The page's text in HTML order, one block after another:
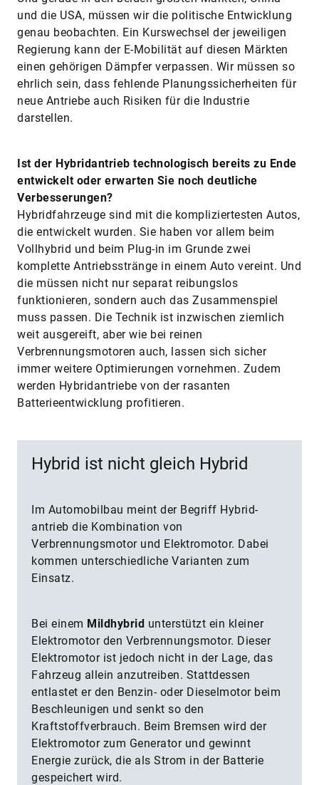
und die USA, müssen wir die politische Entwicklung
genau beobachten. Ein Kurswechsel der jeweiligen
Regierung kann der E-Mobilität auf diesen Märkten
einen gehörigen Dämpfer verpassen. Wir müssen so
ehrlich sein, dass fehlende Planungssicherheiten für
neue Antriebe auch Risiken für die Industrie
darstellen.
Ist der Hybridantrieb technologisch bereits zu Ende
entwickelt oder erwarten Sie noch deutliche
Verbesserungen?
Hybridfahrzeuge sind mit die kompliziertesten Autos,
die entwickelt wurden. Sie haben vor allem beim
Vollhybrid und beim Plug-in im Grunde zwei
komplette Antriebsstränge in einem Auto vereint. Und
die müssen nicht nur separat reibungslos
funktionieren, sondern auch das Zusammenspiel
muss passen. Die Technik ist inzwischen ziemlich
weit ausgereift, aber wie bei reinen
Verbrennungsmotoren auch, lassen sich sicher
immer weitere Optimierungen vornehmen. Zudem
werden Hybridantriebe von der rasanten
Batterieentwicklung profitieren.
Hybrid ist nicht gleich Hybrid
Im Automobilbau meint der Begriff Hybrid­
antrieb die Kombination von
Verbrennungsmotor und Elektromotor. Dabei
kommen unterschiedliche Varianten zum
Einsatz.
Bei einem Mildhybrid unterstützt ein kleiner
Elektromotor den Verbrennungsmotor. Dieser
Elektromotor ist jedoch nicht in der Lage, das
Fahrzeug allein anzutreiben. Stattdessen
entlastet er den Benzin- oder Dieselmotor beim
Beschleunigen und senkt so den
Kraftstoffverbrauch. Beim Bremsen wird der
Elektromotor zum Generator und gewinnt
Energie zurück, die als Strom in der Batterie
gespeichert wird.